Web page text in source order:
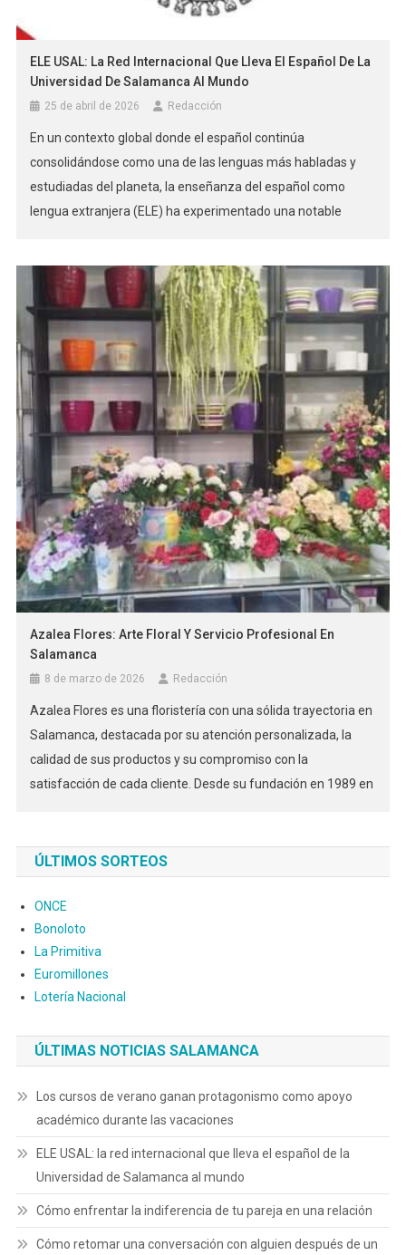
ELE USAL: La Red Internacional Que Lleva El Español De La
Universidad De Salamanca Al Mundo
25 de abril de 2026 Redacción
En un contexto global donde el español continúa
consolidándose como una de las lenguas más habladas y
estudiadas del planeta, la enseñanza del español como
lengua extranjera (ELE) ha experimentado una notable
historia académica, ha sabido transformar […]
Azalea Flores: Arte Floral Y Servicio Profesional En
Salamanca
8 de marzo de 2026 Redacción
Azalea Flores es una floristería con una sólida trayectoria en
Salamanca, destacada por su atención personalizada, la
calidad de sus productos y su compromiso con la
satisfacción de cada cliente. Desde su fundación en 1989 en
detalle, la […]
ÚLTIMOS SORTEOS
ONCE
Bonoloto
La Primitiva
Euromillones
Lotería Nacional
ÚLTIMAS NOTICIAS SALAMANCA
Los cursos de verano ganan protagonismo como apoyo
académico durante las vacaciones
ELE USAL: la red internacional que lleva el español de la
Universidad de Salamanca al mundo
Cómo enfrentar la indiferencia de tu pareja en una relación
Cómo retomar una conversación con alguien después de un